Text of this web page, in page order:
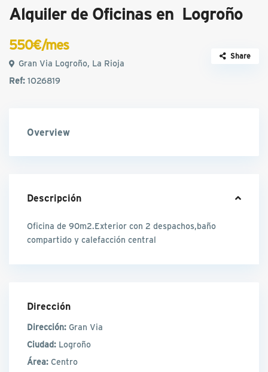
Alquiler de Oficinas en Logroño
550€/mes
Gran Via Logroño, La Rioja
Ref:1O26819
Share
Overview
Descripción
Oficina de 90m2.Exterior con 2 despachos,baño
compartido y calefacción central
Dirección
Dirección: Gran Via
Ciudad: Logroño
Área: Centro